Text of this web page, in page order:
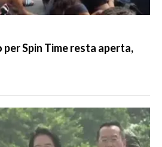
Spin Time resta aperta,